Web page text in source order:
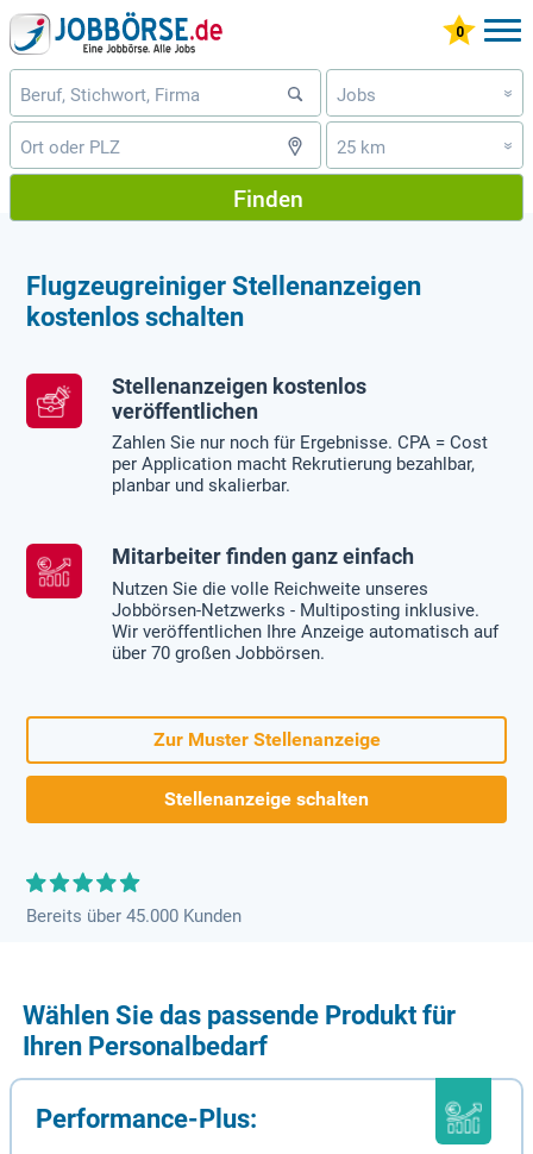
Jobs »
25 km »
Finden
Flugzeugreiniger Stellenanzeigen
kostenlos schalten
Stellenanzeigen kostenlos
veröffentlichen
Zahlen Sie nur noch für Ergebnisse. CPA = Cost
per Application macht Rekrutierung bezahlbar,
planbar und skalierbar.
Mitarbeiter finden ganz einfach
Nutzen Sie die volle Reichweite unseres
Jobbörsen-Netzwerks - Multiposting inklusive.
Wir veröffentlichen Ihre Anzeige automatisch auf
über 70 großen Jobbörsen.
Zur Muster Stellenanzeige
Stellenanzeige schalten
Bereits über 45.000 Kunden
Wählen Sie das passende Produkt für
Ihren Personalbedarf
Performance-Plus: